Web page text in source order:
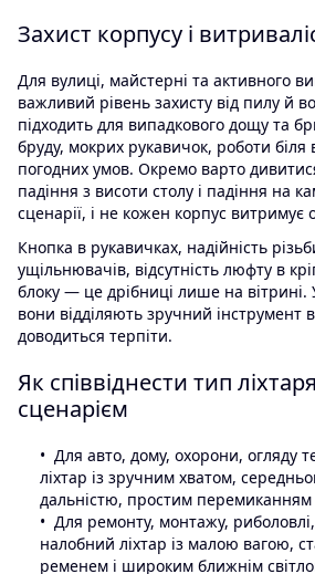
Захист корпусу і
Для вулиці, майстерні та активного
важливий рівень захисту від пилу й
підходить для випадкового дощу та
бруду, мокрих рукавичок, роботи біля
погодних умов. Окремо варто
падіння з висоти столу і падіння на
сценарії, і не кожен корпус витримує
Кнопка в рукавичках, надійність
ущільнювачів, відсутність люфту в
блоку — це дрібниці лише на вітрині.
вони відділяють зручний інструмент
доводиться терпіти.
Як співвіднести тип
сценарієм
Для авто, дому, охорони, огляду
ліхтар із зручним хватом,
дальністю, простим
Для ремонту, монтажу,
налобний ліхтар із малою вагою,
ременем і широким ближнім